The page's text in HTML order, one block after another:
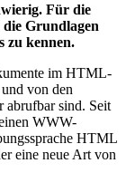
Für die
die Grundlagen
zu kennen.
im HTML-
von den
abrufbar sind. Seit
WWW-
HTML
eine neue Art von